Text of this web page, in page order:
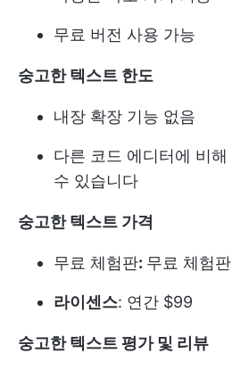
무료 버전 사용 가능
숭고한 텍스트 한도
내장 확장 기능 없음
다른 코드 에디터에 비
수 있습니다
숭고한 텍스트 가격
무료 체험판: 무료 체험판
라이센스: 연간 $99
숭고한 텍스트 평가 및 리뷰